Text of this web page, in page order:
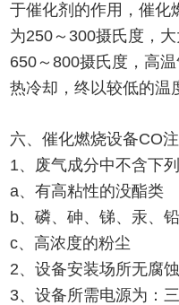
于催化剂的作用，催化
为250～300摄氏度，
650～800摄氏度，高
热冷却，终以较低的温
六、催化燃烧设备CO注
1、废气成分中不含下列
a、有高粘性的没酯类
b、磷、砷、锑、汞、
c、高浓度的粉尘
2、设备安装场所无腐
3、设备所需电源为：